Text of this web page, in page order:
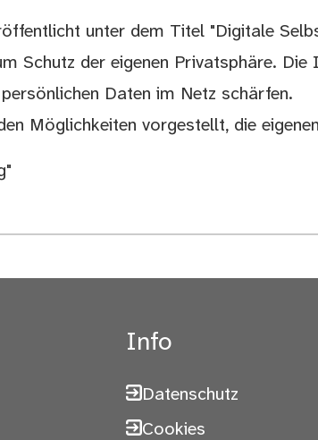
unter dem Titel "Digitale
Schutz der eigenen Privatsphäre.
Daten im Netz schärfen.
Möglichkeiten vorgestellt, die
Info
Datenschutz
Cookies